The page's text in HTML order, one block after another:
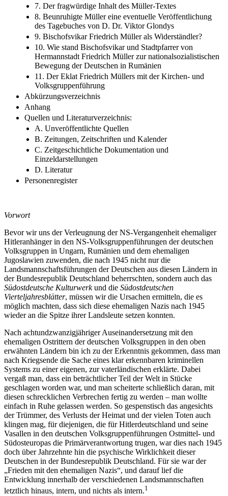
7. Der fragwürdige Inhalt des Müller-Textes
8. Beunruhigte Müller eine eventuelle Veröffentlichung
des Tagebuches von D. Dr. Viktor Glondys
9. Bischofsvikar Friedrich Müller als Widerständler?
10. Wie stand Bischofsvikar und Stadtpfarrer von
Hermannstadt Friedrich Müller zur nationalsozialistischen
Bewegung der Deutschen in Rumänien
11. Der Eklat Friedrich Müllers mit der Kirchen- und
Volksgruppenführung
Abkürzungsverzeichnis
Anhang
Quellen und Literaturverzeichnis:
A. Unveröffentlichte Quellen
B. Zeitungen, Zeitschriften und Kalender
C. Zeitgeschichtliche Dokumentation und
Einzeldarstellungen
D. Literatur
Personenregister
Vorwort
Bevor wir uns der Verleugnung der NS-Vergangenheit ehemaliger
Hitleranhänger in den NS-Volksgruppenführungen der deutschen
Volksgruppen in Ungarn, Rumänien und dem ehemaligen
Jugoslawien zuwenden, die nach 1945 nicht nur die
Landsmannschaftsführungen der Deutschen aus diesen Ländern in
der Bundesrepublik Deutschland beherrschten, sondern auch das
Südostdeutsche Kulturwerkund die Südostdeutschen
Vierteljahresblätter, müssen wir die Ursachen ermitteln, die es
möglich machten, dass sich diese ehemaligen Nazis nach 1945
wieder an die Spitze ihrer Landsleute setzen konnten.
Nach achtundzwanzigjähriger Auseinandersetzung mit den
ehemaligen Ostrittern der deutschen Volksgruppen in den oben
erwähnten Ländern bin ich zu der Erkenntnis gekommen, dass man
nach Kriegsende die Sache eines klar erkennbaren kriminellen
Systems zu einer eigenen, zur vaterländischen erklärte. Dabei
vergaß man, dass ein beträchtlicher Teil der Welt in Stücke
geschlagen worden war, und man scheiterte schließlich daran, mit
diesen schrecklichen Verbrechen fertig zu werden – man wollte
einfach in Ruhe gelassen werden. So gespenstisch das angesichts
der Trümmer, des Verlusts der Heimat und der vielen Toten auch
klingen mag, für diejenigen, die für Hitlerdeutschland und seine
Vasallen in den deutschen Volksgruppenführungen Ostmittel- und
Südosteuropas die Primärverantwortung trugen, war dies nach 1945
doch über Jahrzehnte hin die psychische Wirklichkeit dieser
Deutschen in der Bundesrepublik Deutschland. Für sie war der
„Frieden mit den ehemaligen Nazis“, und darauf lief die
Entwicklung innerhalb der verschiedenen Landsmannschaften
letztlich hinaus, intern, und nichts als intern.1